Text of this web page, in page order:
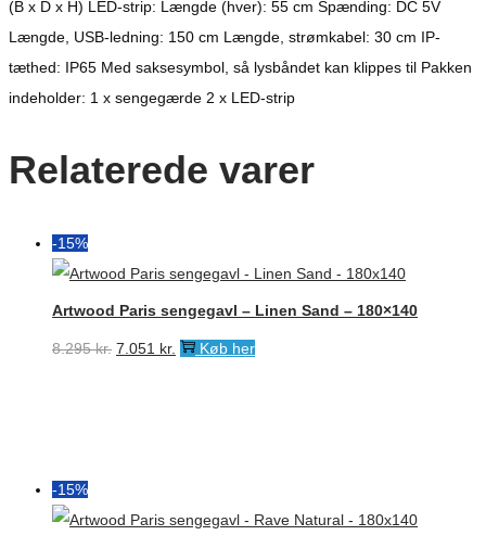
(B x D x H) LED-strip: Længde (hver): 55 cm Spænding: DC 5V
Længde, USB-ledning: 150 cm Længde, strømkabel: 30 cm IP-
tæthed: IP65 Med saksesymbol, så lysbåndet kan klippes til Pakken
indeholder: 1 x sengegærde 2 x LED-strip
Relaterede varer
-15%
Artwood Paris sengegavl – Linen Sand – 180×140
8.295kr. Den
7.051 kr. DenKøb her
-15%